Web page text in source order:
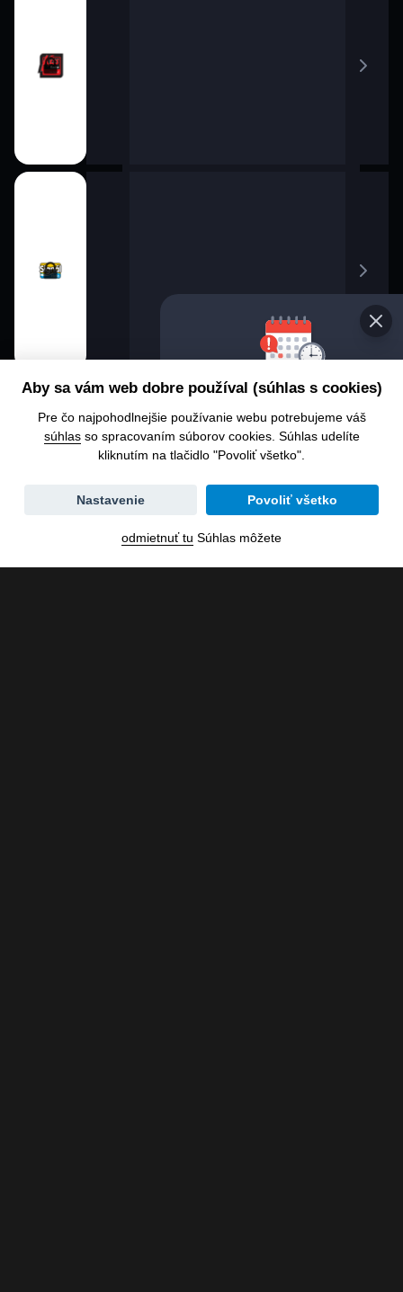
Zmena
dátumu
Aby sa vám web dobre používal (súhlas s cookies)
Pre čo najpohodlnejšie používanie webu potrebujeme váš
súhlasso spracovaním súborov cookies. Súhlas udelíte
kliknutím na tlačidlo "Povoliť všetko".
Povoliť všetko
Nastavenie
odmietnuť tu Súhlas môžete